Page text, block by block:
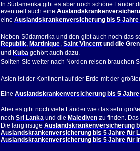
In Südamerika gibt es aber noch schöne Länder
eventuell auch eine
eineAuslandskrankenversicherung bis 5
Neben Südamerika und den gibt auch noch das
Republik, Martinique,Saint Vincent und die
und Kuba gehört auch dazu.
Sollten Sie weiter nach Norden reisen brauchen
Asien ist der Kontinent auf der Erde mit der
EineAuslandskrankenversicherung bis 5
Aber es gibt noch viele Länder wie das sehr
noch Sri Lanka und die Malediven zu finden.
Die langfristigeAuslandskrankenversicherung
Auslandskrankenversicherung bis 5 Jahre für
Auslandskrankenversicherung bis 5 Jahre für